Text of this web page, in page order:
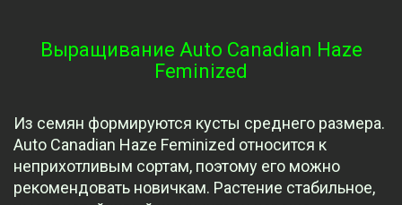
Выращивание Auto Canadian Haze
Feminized
Из семян формируются кусты среднего размера.
Auto Canadian Haze Feminized относится к
неприхотливым сортам, поэтому его можно
рекомендовать новичкам. Растение стабильное,